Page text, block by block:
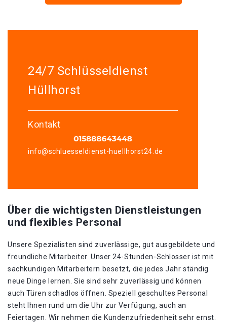
24/7 Schlüsseldienst
Hüllhorst
Kontakt
info@schluesseldienst-huellhorst24.de
Über die wichtigsten Dienstleistungen
und flexibles Personal
Unsere Spezialisten sind zuverlässige, gut ausgebildete und
freundliche Mitarbeiter. Unser 24-Stunden-Schlosser ist mit
sachkundigen Mitarbeitern besetzt, die jedes Jahr ständig
neue Dinge lernen. Sie sind sehr zuverlässig und können
auch Türen schadlos öffnen. Speziell geschultes Personal
steht Ihnen rund um die Uhr zur Verfügung, auch an
Feiertagen. Wir nehmen die Kundenzufriedenheit sehr ernst.